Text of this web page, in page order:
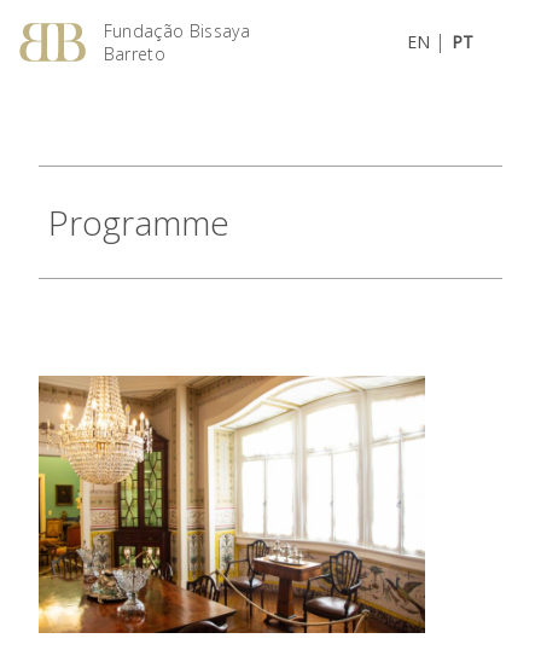
Fundação Bissaya
Barreto
EN | PT
Programme